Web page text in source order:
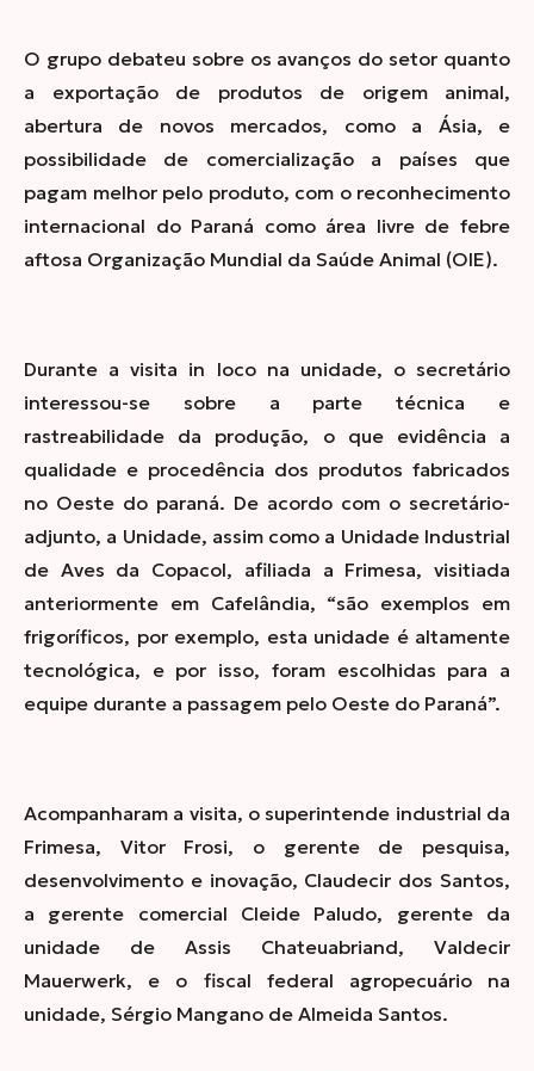
O grupo debateu sobre os avanços do setor quanto
a exportação de produtos de origem animal,
abertura de novos mercados, como a Ásia, e
possibilidade de comercialização a países que
pagam melhor pelo produto, com o reconhecimento
internacional do Paraná como área livre de febre
aftosa Organização Mundial da Saúde Animal (OIE).
Durante a visita in loco na unidade, o secretário
interessou-se sobre a parte técnica e
rastreabilidade da produção, o que evidência a
qualidade e procedência dos produtos fabricados
no Oeste do paraná. De acordo com o secretário-
adjunto, a Unidade, assim como a Unidade Industrial
de Aves da Copacol, afiliada a Frimesa, visitiada
anteriormente em Cafelândia, “são exemplos em
frigoríficos, por exemplo, esta unidade é altamente
tecnológica, e por isso, foram escolhidas para a
equipe durante a passagem pelo Oeste do Paraná”.
Acompanharam a visita, o superintende industrial da
Frimesa, Vitor Frosi, o gerente de pesquisa,
desenvolvimento e inovação, Claudecir dos Santos,
a gerente comercial Cleide Paludo, gerente da
unidade de Assis Chateuabriand, Valdecir
Mauerwerk, e o fiscal federal agropecuário na
unidade, Sérgio Mangano de Almeida Santos.